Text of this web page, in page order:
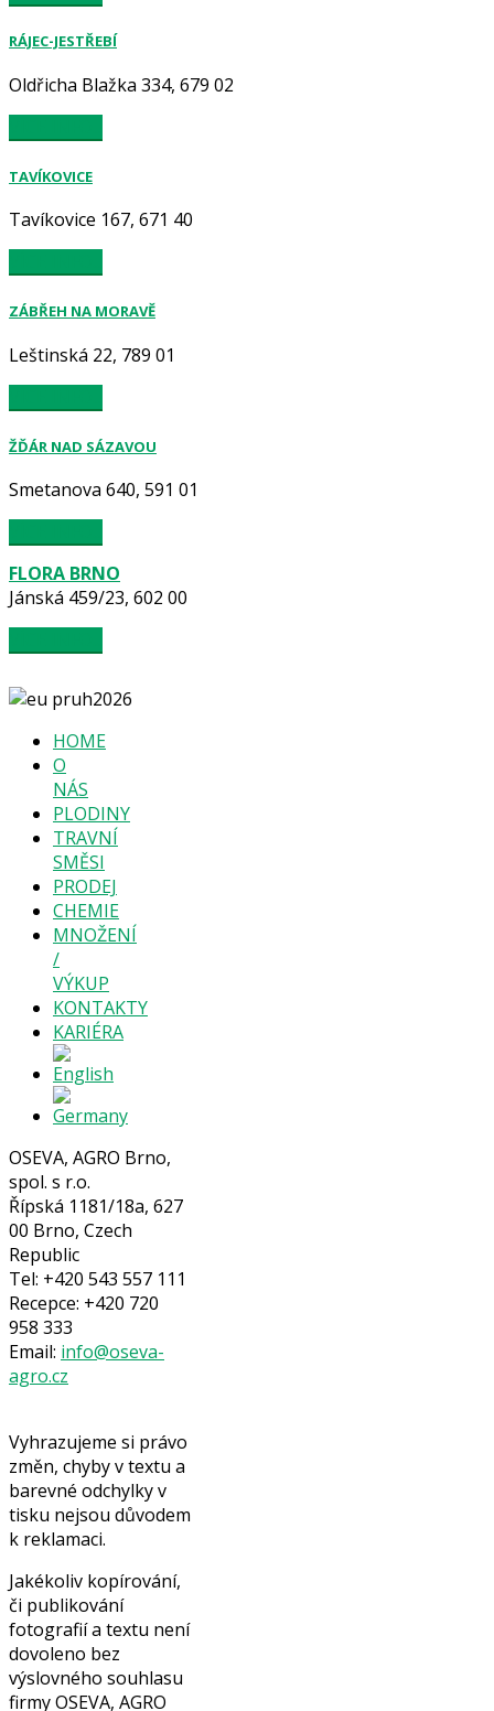
RÁJEC-JESTŘEBÍ
Oldřicha Blažka 334, 679 02
TAVÍKOVICE
Tavíkovice 167, 671 40
ZÁBŘEH NA MORAVĚ
Leštinská 22, 789 01
ŽĎÁR NAD SÁZAVOU
Smetanova 640, 591 01
FLORA BRNO
Jánská 459/23, 602 00
HOME
O
NÁS
PLODINY
TRAVNÍ
SMĚSI
PRODEJ
CHEMIE
MNOŽENÍ
/
VÝKUP
KONTAKTY
KARIÉRA
OSEVA, AGRO Brno,
spol. s r.o.
Řípská 1181/18a, 627
00 Brno, Czech
Republic
Tel: +420 543 557 111
Recepce: +420 720
958 333
Email: info@oseva-
agro.cz
Vyhrazujeme si právo
změn, chyby v textu a
barevné odchylky v
tisku nejsou důvodem
k reklamaci.
Jakékoliv kopírování,
či publikování
fotografií a textu není
dovoleno bez
výslovného souhlasu
firmy OSEVA, AGRO